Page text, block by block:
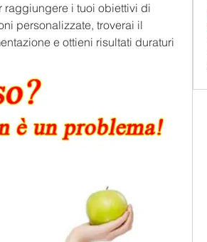
i tuoi obiettivi di
personalizzate, troverai il
e ottieni risultati duraturi